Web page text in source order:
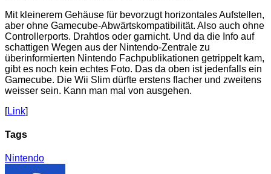
Mit kleinerem Gehäuse für bevorzugt horizontales Aufstellen,
aber ohne Gamecube-Abwärtskompatibilität. Also auch ohne
Controllerports. Drahtlos oder garnicht. Und da die Info auf
schattigen Wegen aus der Nintendo-Zentrale zu
überinformierten Nintendo Fachpublikationen getrippelt kam,
gibt es noch kein echtes Foto. Das da oben ist jedenfalls ein
Gamecube. Die Wii Slim dürfte erstens flacher und zweitens
weisser sein. Kann man mal von ausgehen.
[Link]
Tags
Nintendo